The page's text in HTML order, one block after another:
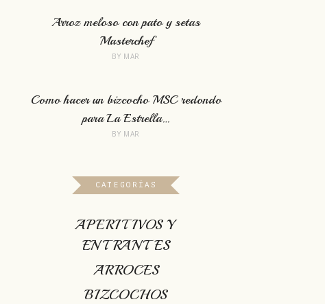
Arroz meloso con pato y setas
Masterchef
BY MAR
Como hacer un bizcocho MSC redondo
para La Estrella…
BY MAR
CATEGORÍAS
APERITIVOS Y
ENTRANTES
ARROCES
BIZCOCHOS